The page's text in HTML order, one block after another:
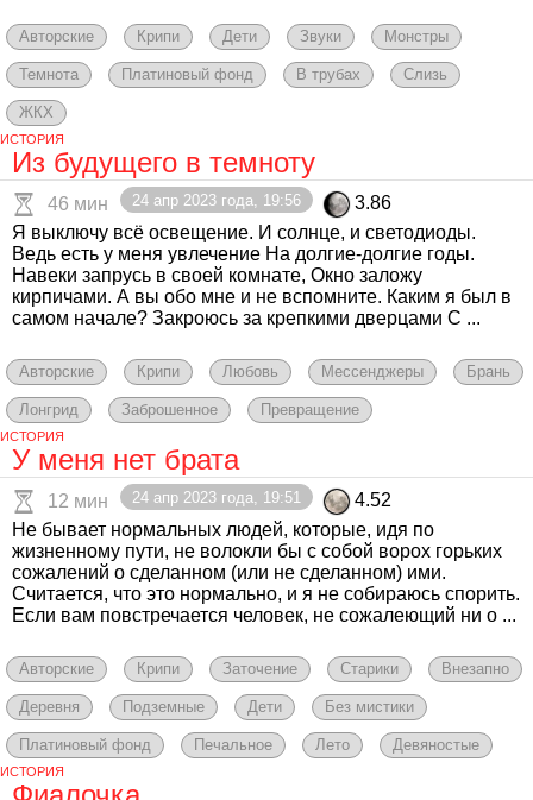
Авторские Крипи Дети Звуки Монстры
Темнота Платиновый фонд В трубах Слизь
ЖКХ
ИСТОРИЯ
Из будущего в темноту
46 мин 24 апр 2023 года, 19:56
3.86
Я выключу всё освещение. И солнце, и светодиоды.
Ведь есть у меня увлечение На долгие-долгие годы.
Навеки запрусь в своей комнате, Окно заложу
кирпичами. А вы обо мне и не вспомните. Каким я был в
самом начале? Закроюсь за крепкими дверцами С ...
Авторские Крипи Любовь Мессенджеры Брань
Лонгрид Заброшенное Превращение
ИСТОРИЯ
У меня нет брата
12 мин 24 апр 2023 года, 19:51
4.52
Не бывает нормальных людей, которые, идя по
жизненному пути, не волокли бы с собой ворох горьких
сожалений о сделанном (или не сделанном) ими.
Считается, что это нормально, и я не собираюсь спорить.
Если вам повстречается человек, не сожалеющий ни о ...
Авторские Крипи Заточение Старики Внезапно
Деревня Подземные Дети Без мистики
Платиновый фонд Печальное Лето Девяностые
ИСТОРИЯ